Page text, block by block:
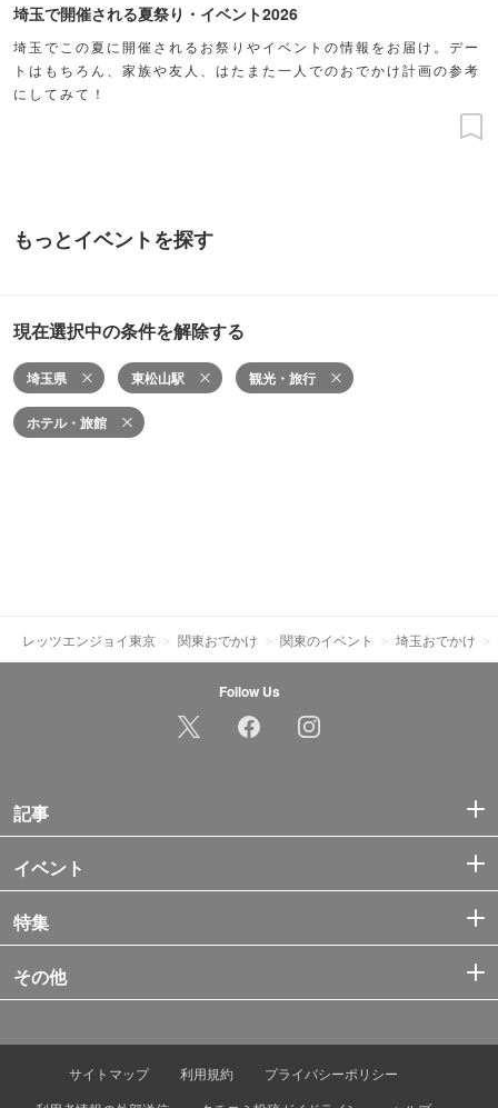
埼玉で開催される夏祭り・イベント2026
埼玉でこの夏に開催されるお祭りやイベントの情報をお届け。デー
トはもちろん、家族や友人、はたまた一人でのおでかけ計画の参考
にしてみて！
もっとイベントを探す
現在選択中の条件を解除する
埼玉県 東松山駅 観光・旅行
ホテル・旅館
レッツエンジョイ東京 関東おでかけ 関東のイベント 埼玉おでかけ
Follow Us
記事
イベント
特集
その他
サイトマップ 利用規約
プライバシーポリシー